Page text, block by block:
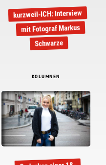
kurzweil-ICH: Interview
mit Fotograf Markus
Schwarze
KOLUMNEN